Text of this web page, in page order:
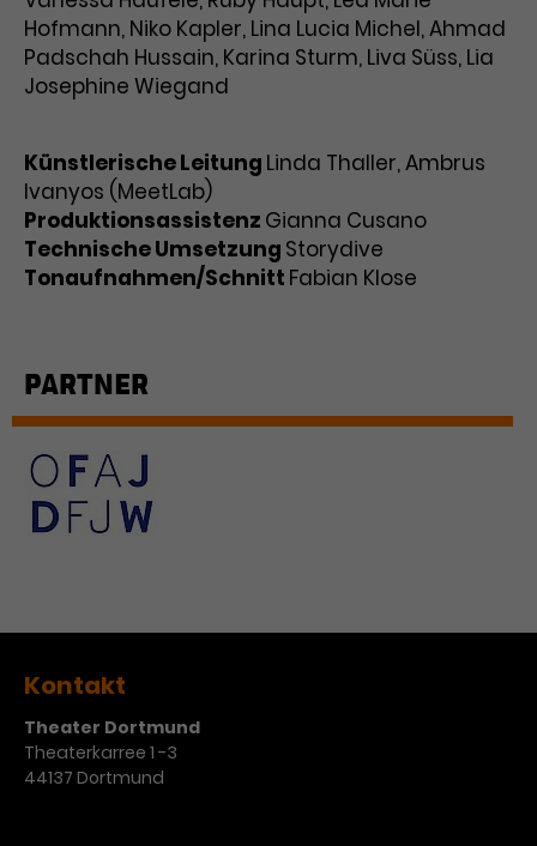
Zweck
Dieses Cookie dient der Anzeige
personalisierter Werbung und
misst die Wirksamkeit von
Hofmann, Niko Kapler, Lina Lucia Michel, Ahmad
Padschah Hussain, Karina Sturm, Liva Süss, Lia
Josephine Wiegand
Künstlerische Leitung Linda Thaller, Ambrus
Ivanyos (MeetLab)
Produktionsassistenz Gianna Cusano
Technische Umsetzung Storydive
Tonaufnahmen/Schnitt Fabian Klose
PARTNER
Kontakt
Theater Dortmund
Theaterkarree 1 -3
44137 Dortmund